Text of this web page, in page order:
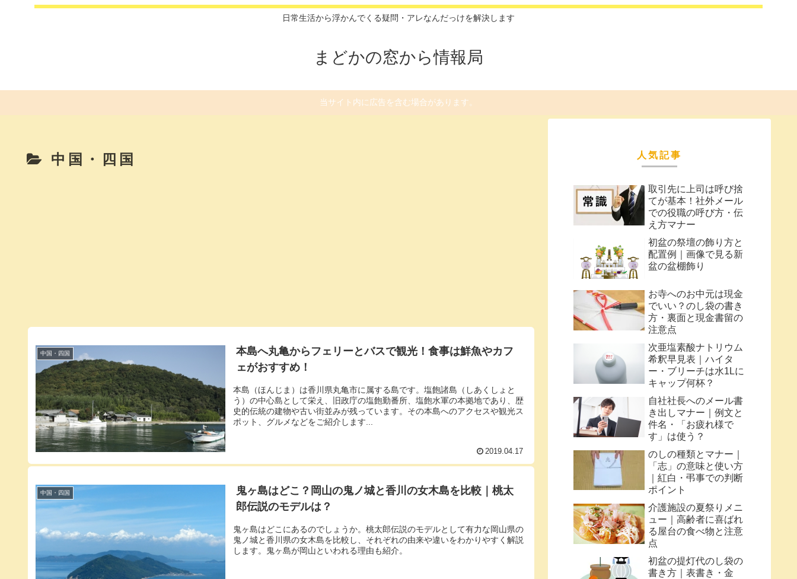
日常生活から浮かんでくる疑問・アレなんだっけを解決します
まどかの窓から情報局
当サイト内に広告を含む場合があります。
中国・四国
中国・四国
本島へ丸亀からフェリーとバスで観光！食事は鮮魚やカフ
ェがおすすめ！
本島（ほんじま）は香川県丸亀市に属する島です。塩飽諸島（しあくしょと
う）の中心島として栄え、旧政庁の塩飽勤番所、塩飽水軍の本拠地であり、歴
史的伝統の建物や古い街並みが残っています。その本島へのアクセスや観光ス
ポット、グルメなどをご紹介します...
2019.04.17
中国・四国
鬼ヶ島はどこ？岡山の鬼ノ城と香川の女木島を比較｜桃太
郎伝説のモデルは？
鬼ヶ島はどこにあるのでしょうか。桃太郎伝説のモデルとして有力な岡山県の
鬼ノ城と香川県の女木島を比較し、それぞれの由来や違いをわかりやすく解説
します。鬼ヶ島が岡山といわれる理由も紹介。
人気記事
取引先に上司は呼び捨
てが基本！社外メール
での役職の呼び方・伝
え方マナー
初盆の祭壇の飾り方と
配置例｜画像で見る新
盆の盆棚飾り
お寺へのお中元は現金
でいい？のし袋の書き
方・裏面と現金書留の
注意点
次亜塩素酸ナトリウム
希釈早見表｜ハイタ
ー・ブリーチは水1Lに
キャップ何杯？
自社社長へのメール書
き出しマナー｜例文と
件名・「お疲れ様で
す」は使う？
のしの種類とマナー｜
「志」の意味と使い方
｜紅白・弔事での判断
ポイント
介護施設の夏祭りメニ
ュー｜高齢者に喜ばれ
る屋台の食べ物と注意
点
初盆の提灯代のし袋の
書き方｜表書き・金